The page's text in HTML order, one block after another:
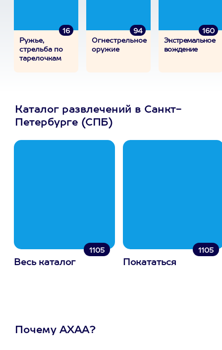
16
Ружье,
стрельба по
тарелочкам
94
Огнестрельное
оружие
160
Экстремальное
вождение
Каталог развлечений в Санкт-
Петербурге (СПБ)
1105
Весь каталог
1105
Покататься
Почему АХАА?